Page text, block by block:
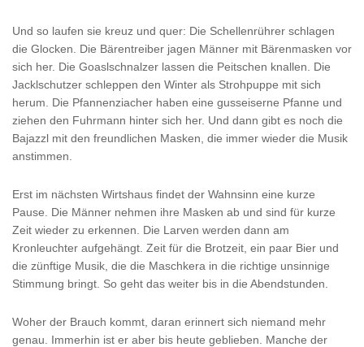
Und so laufen sie kreuz und quer: Die Schellenrührer schlagen
die Glocken. Die Bärentreiber jagen Männer mit Bärenmasken vor
sich her. Die Goaslschnalzer lassen die Peitschen knallen. Die
Jacklschutzer schleppen den Winter als Strohpuppe mit sich
herum. Die Pfannenziacher haben eine gusseiserne Pfanne und
ziehen den Fuhrmann hinter sich her. Und dann gibt es noch die
Bajazzl mit den freundlichen Masken, die immer wieder die Musik
anstimmen.
Erst im nächsten Wirtshaus findet der Wahnsinn eine kurze
Pause. Die Männer nehmen ihre Masken ab und sind für kurze
Zeit wieder zu erkennen. Die Larven werden dann am
Kronleuchter aufgehängt. Zeit für die Brotzeit, ein paar Bier und
die zünftige Musik, die die Maschkera in die richtige unsinnige
Stimmung bringt. So geht das weiter bis in die Abendstunden.
Woher der Brauch kommt, daran erinnert sich niemand mehr
genau. Immerhin ist er aber bis heute geblieben. Manche der